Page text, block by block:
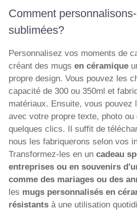
Comment
sublimées?
Personnalisez vos moments de
créant des mugs en céramique
propre design. Vous pouvez les
capacité de 300 ou 350ml et
matériaux. Ensuite, vous pouvez
avec votre propre texte, photo ou
quelques clics. Il suffit de
nous les fabriquerons selon vos
Transformez-les en un cadeau
entreprises ou en souvenirs
comme des mariages ou des
les mugs personnalisés en
résistantsà une utilisation